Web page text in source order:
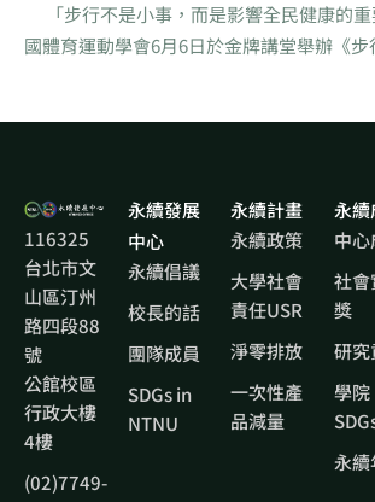
「步行不是小事，而是影響全民健康的
國體育運動學會6月6日於金牌講堂舉辦《
116325
台北市文
山區汀州
路四段88
號
公館校區
行政大樓
4樓
(02)7749-
永續發展
中心
永續倡議
校長的話
團隊成員
SDGs in
NTNU
永續計畫
永續政策
大學社會
責任USR
淨零排放
一次性產
品減量
永續
中
社會
獎
研究
學院
永續